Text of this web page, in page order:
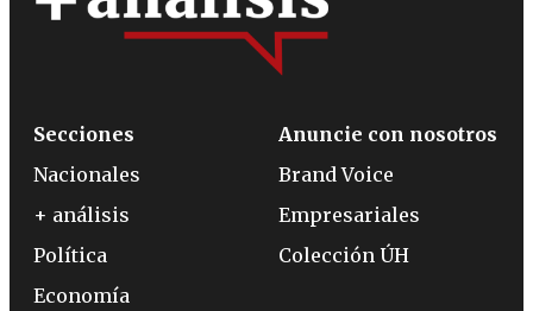
Secciones
Nacionales
+ análisis
Política
Economía
Anuncie con nosotros
Brand Voice
Empresariales
Colección ÚH